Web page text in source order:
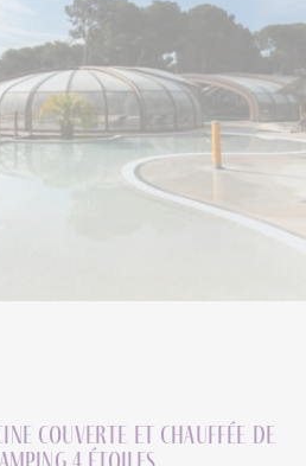
couverte et chauffée de